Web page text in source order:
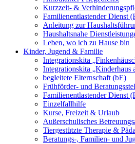
Kurzzeit- &
Familienentlastender Dienst
Anleitung zur
Haushaltsnahe
Leben, wo ich zu Hause bin
Kinder, Jugend & Familie
Integrationskita
Integrationskita „Kinderhaus
begleitete Elternschaft (bE)
Frühförder- und
Familienentlastender Dienst
Einzelfallhilfe
Kurse, Freizeit & Urlaub
Außerschulisches
Tiergestützte Therapie &
Beratungs-, Familien- und